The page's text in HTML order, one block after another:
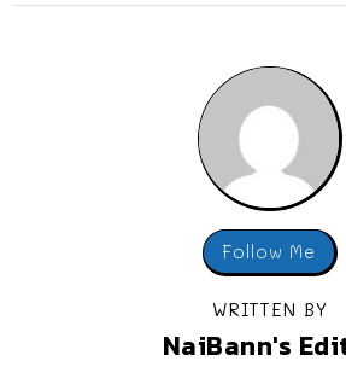
Follow Me
WRITTEN BY
NaiBann's